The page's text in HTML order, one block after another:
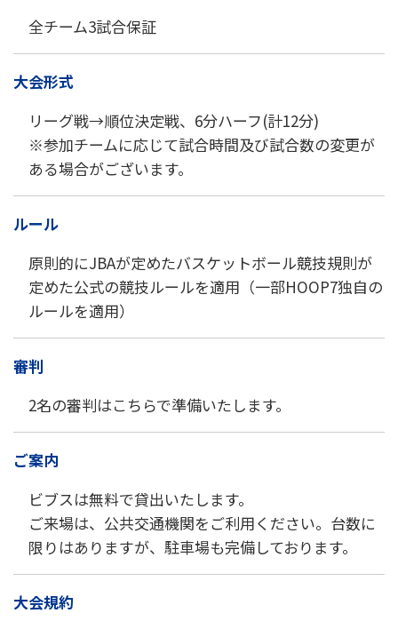
全チーム3試合保証
大会形式
リーグ戦→順位決定戦、6分ハーフ(計12分)
※参加チームに応じて試合時間及び試合数の変更が
ある場合がございます。
ルール
原則的にJBAが定めたバスケットボール競技規則が
定めた公式の競技ルールを適用（一部HOOP7独自の
ルールを適用）
審判
2名の審判はこちらで準備いたします。
ご案内
ビブスは無料で貸出いたします。
ご来場は、公共交通機関をご利用ください。台数に
限りはありますが、駐車場も完備しております。
大会規約